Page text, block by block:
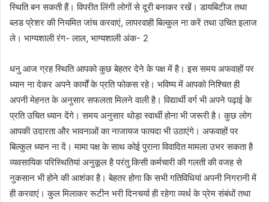
स्थिति बन सकती हैं। विपरीत लिंगी लोगों से दूरी बनाकर रखें। डायबिटीज तथा
ब्लड प्रेशर की नियमित जांच करवाएं, लापरवाही बिल्कुल ना करें तथा उचित इलाज
ले। भाग्यशाली रंग- लाल, भाग्यशाली अंक- 2
धनु आज ग्रह स्थिति आपको कुछ बेहतर देने के पक्ष में है। इस समय अफवाहों पर
ध्यान ना देकर अपने कार्यों के प्रति फोकस रहे। भविष्य में आपको निश्चित ही
अपनी मेहनत के अनुसार सफलता मिलने वाली है। विद्यार्थी वर्ग भी अपने पढ़ाई के
प्रति उचित ध्यान देंगे। समय अनुसार थोड़ा स्वार्थी होना भी जरूरी है। कुछ लोग
आपकी उदारता और भावनाओं का नाजायज फायदा भी उठाएंगे। अफवाहों पर
बिल्कुल ध्यान ना दें। मामा पक्ष के साथ कोई पुराना विवादित मामला उभर सकता है
व्यवसायिक परिस्थितियां अनुकूल है परंतु किसी कर्मचारी की गलती की वजह से
नुकसान भी होने की आशंका है। बेहतर होगा कि सभी गतिविधियां अपनी निगरानी में
ही करवाएं। कुल मिलाकर रूटीन भरी दिनचर्या ही रहेगा व्यर्थ के प्रेम संबंधों तथा